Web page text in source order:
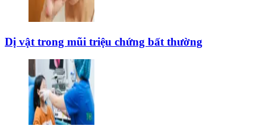
Dị vật trong mũi triệu chứng bất thường